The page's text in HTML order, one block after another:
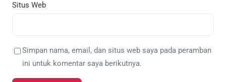
Situs Web
Simpan nama, email, dan situs web saya pada peramban
ini untuk komentar saya berikutnya.